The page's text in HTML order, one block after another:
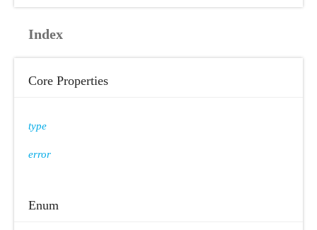
Index
Core Properties
type
error
Enum